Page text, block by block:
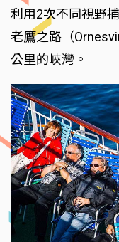
利用2次不同視野
老鷹之路（
公里的峽灣。